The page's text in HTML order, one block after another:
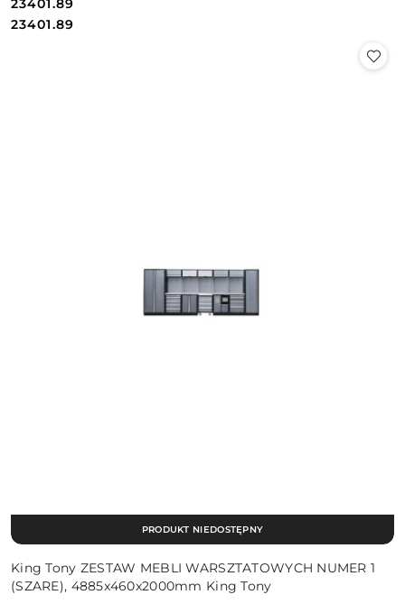
Cena:
23401.89
Cena:
23401.89
King Tony ZESTAW MEBLI WARSZTATOWYCH NUMER 1
(SZARE), 4885x460x2000mm King Tony
PRODUKT NIEDOSTĘPNY